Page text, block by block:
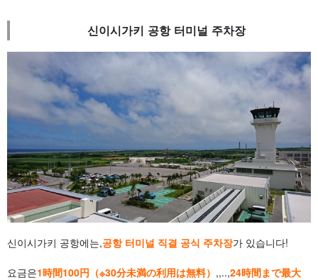
신이시가키 공항 터미널 주차장
신이시가키 공항에는,공항 터미널 직결 공식 주차장가 있습니다!
요금은1時間100円（※30分未満の利用は無料） ,,..,24時間まで最大